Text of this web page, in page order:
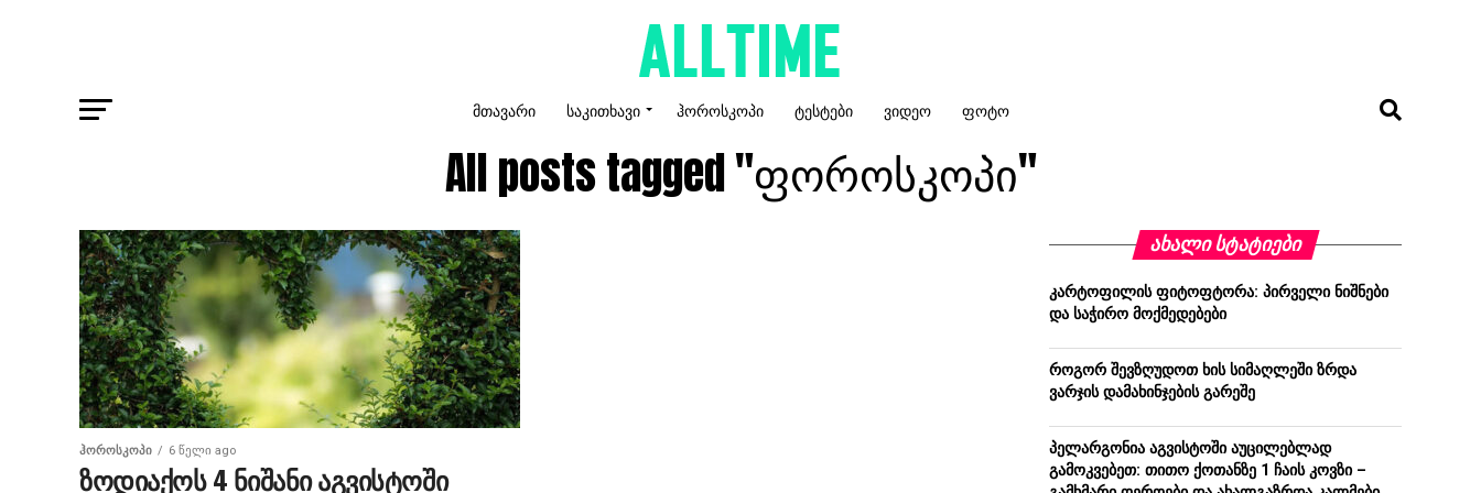
ᲛᲗᲐᲕᲐᲠᲘ ᲡᲐᲙᲘᲗᲮᲐᲕᲘ ᲰᲝᲠᲝᲡᲙᲝᲞᲘ ᲢᲔᲡᲢᲔᲑᲘ ᲕᲘᲓᲔᲝ ᲤᲝᲢᲝ
All posts tagged "ფოროსკოპი"
ᲰᲝᲠᲝᲡᲙᲝᲞᲘ 6 წელი ago
ზოდიაქოს 4 ნიშანი აგვისტოში
ᲐᲮᲐᲚᲘ ᲡᲢᲐᲢᲘᲔᲑᲘ
კარტოფილის ფიტოფტორა: პირველი ნიშნები
და საჭირო მოქმედებები
როგორ შევზღუდოთ ხის სიმაღლეში ზრდა
ვარჯის დამახინჯების გარეშე
პელარგონია აგვისტოში აუცილებლად
გამოკვებეთ: თითო ქოთანზე 1 ჩაის კოვზი –